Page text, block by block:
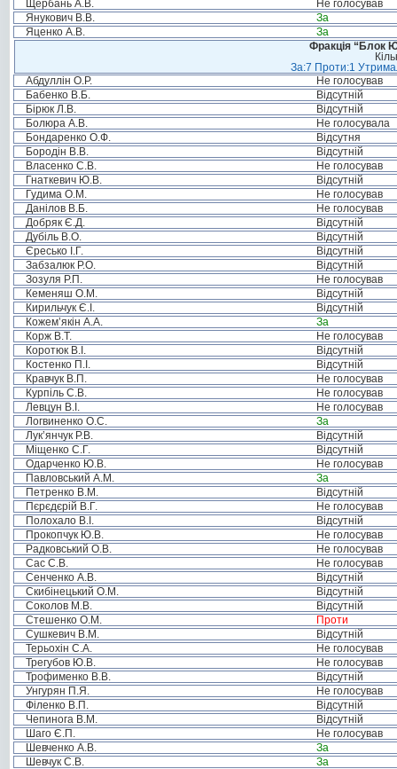
Щербань А.В.
Не голосував
Янукович В.В.
За
Яценко А.В.
За
Фракція “Блок
За:7 Проти:1
Абдуллін О.Р.
Не голосував
Бабенко В.Б.
Відсутній
Бірюк Л.В.
Відсутній
Болюра А.В.
Не голосувала
Бондаренко О.Ф.
Відсутня
Бородін В.В.
Відсутній
Власенко С.В.
Не голосував
Гнаткевич Ю.В.
Відсутній
Гудима О.М.
Не голосував
Данілов В.Б.
Не голосував
Добряк Є.Д.
Відсутній
Дубіль В.О.
Відсутній
Єресько І.Г.
Відсутній
Забзалюк Р.О.
Відсутній
Зозуля Р.П.
Не голосував
Кеменяш О.М.
Відсутній
Кирильчук Є.І.
Відсутній
Кожем’якін А.А.
За
Корж В.Т.
Не голосував
Коротюк В.І.
Відсутній
Костенко П.І.
Відсутній
Кравчук В.П.
Не голосував
Курпіль С.В.
Не голосував
Левцун В.І.
Не голосував
Логвиненко О.С.
За
Лук’янчук Р.В.
Відсутній
Міщенко С.Г.
Відсутній
Одарченко Ю.В.
Не голосував
Павловський А.М.
За
Петренко В.М.
Відсутній
Пєрєдєрій В.Г.
Не голосував
Полохало В.І.
Відсутній
Прокопчук Ю.В.
Не голосував
Радковський О.В.
Не голосував
Сас С.В.
Не голосував
Сенченко А.В.
Відсутній
Скибінецький О.М.
Відсутній
Соколов М.В.
Відсутній
Стешенко О.М.
Проти
Сушкевич В.М.
Відсутній
Терьохін С.А.
Не голосував
Трегубов Ю.В.
Не голосував
Трофименко В.В.
Відсутній
Унгурян П.Я.
Не голосував
Філенко В.П.
Відсутній
Чепинога В.М.
Відсутній
Шаго Є.П.
Не голосував
Шевченко А.В.
За
Шевчук С.В.
За